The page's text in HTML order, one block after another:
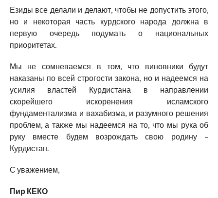
Езиды все делали и делают, чтобы не допустить этого,
но и некоторая часть курдского народа должна в
первую очередь подумать о национальных
приоритетах.
Мы не сомневаемся в том, что виновники будут
наказаны по всей строгости закона, но и надеемся на
усилия властей Курдистана в направлении
скорейшего искоренения исламского
фундаментализма и вахабизма, и разумного решения
проблем, а также мы надеемся на то, что мы рука об
руку вместе будем возрождать свою родину –
Курдистан.
С уважением,
Пир КЕКО